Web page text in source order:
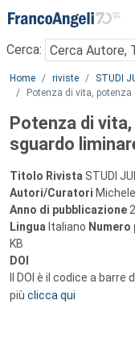
Menu
Cerca:
Main content
Home riviste STUDI
Potenza di vita,
Potenza di
sguardo
Titolo Rivista STUDI
Autori/Curatori
Anno di pubblicazione
Lingua Italiano Numero
KB
DOI
Il DOI è il codice a
più clicca qui